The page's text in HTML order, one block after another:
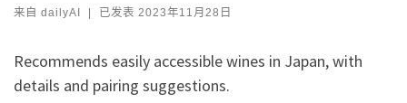
来自 dailyAI | 已发表 2023年11月28日
Recommends easily accessible wines in Japan, with
details and pairing suggestions.